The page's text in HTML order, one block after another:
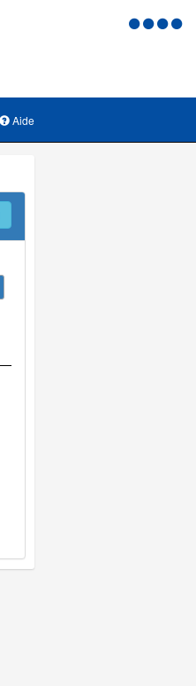
Menu
Aide